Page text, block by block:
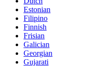
Estonian
Filipino
Finnish
Frisian
Galician
Georgian
Gujarati